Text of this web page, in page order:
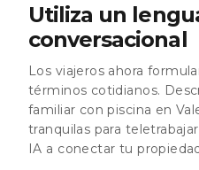
Utiliza un
conversacional
Los viajeros ahora
términos cotidianos.
familiar con piscina en
tranquilas para
IA a conectar tu